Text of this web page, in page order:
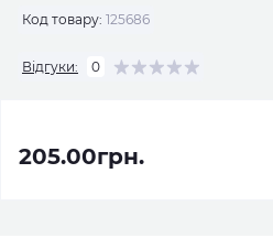
Код товару: 125686
Відгуки: 0
205.00грн.